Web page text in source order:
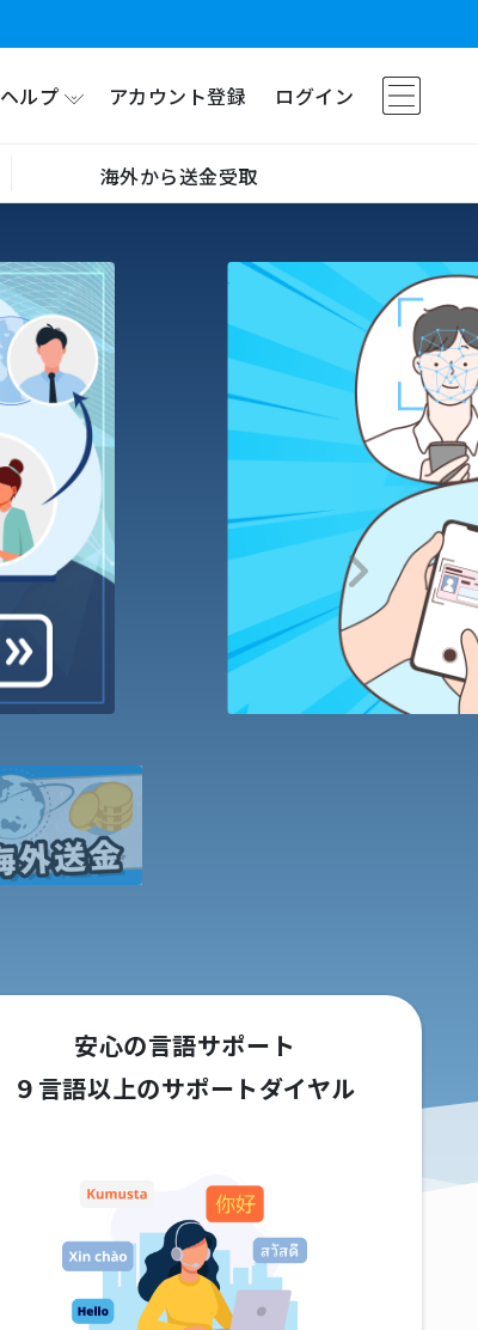
ヘルプ アカウント登録 ログイン
海外から送金受取
Next
安心の言語サポート
９言語以上のサポートダイヤル